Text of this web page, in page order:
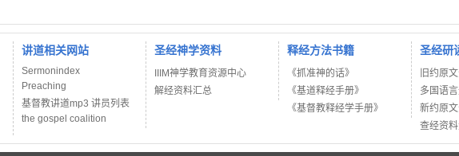
讲道相关网站
Sermonindex
Preaching
基督教讲道mp3 讲员列表
the gospel coalition
圣经神学资料
IIIM神学教育资源中心
解经资料汇总
释经方法书籍
《抓准神的话》
《基道释经手册》
《基督教释经学手册》
圣经研
旧约原
多国语
新约原
查经资料